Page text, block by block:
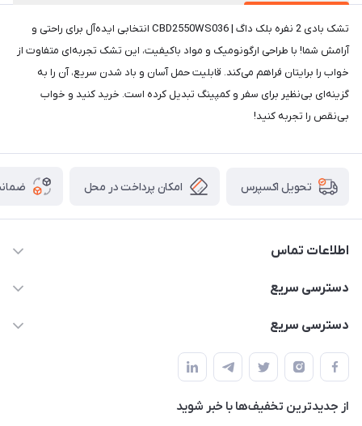
تشک بادی 2 نفره بلک داگ | CBD2550WS036 انتخابی ایده‌آل برای راحتی و
آرامش شما! با طراحی ارگونومیک و مواد باکیفیت، این تشک تجربه‌ای متفاوت از
خواب را برایتان فراهم می‌کند. قابلیت حمل آسان و باد شدن سریع، آن را به
گزینه‌ای بی‌نظیر برای سفر و کمپینگ تبدیل کرده است. خرید کنید و خواب
بی‌نقص را تجربه کنید!
تحویل اکسپرس امکان پرداخت در محل
اطلاعات تماس
02166456492 - 09121933405
حتما با هماهنگی قبلی
دسترسی سریع
خرید کیسه خواب
چادر بادی
ننو
دسترسی سریع
چادر سرخپوستی
صندلی تاشو
سایه بان کمپینگ
از جدید‌ترین تخفیف‌ها با‌ خبر شوید